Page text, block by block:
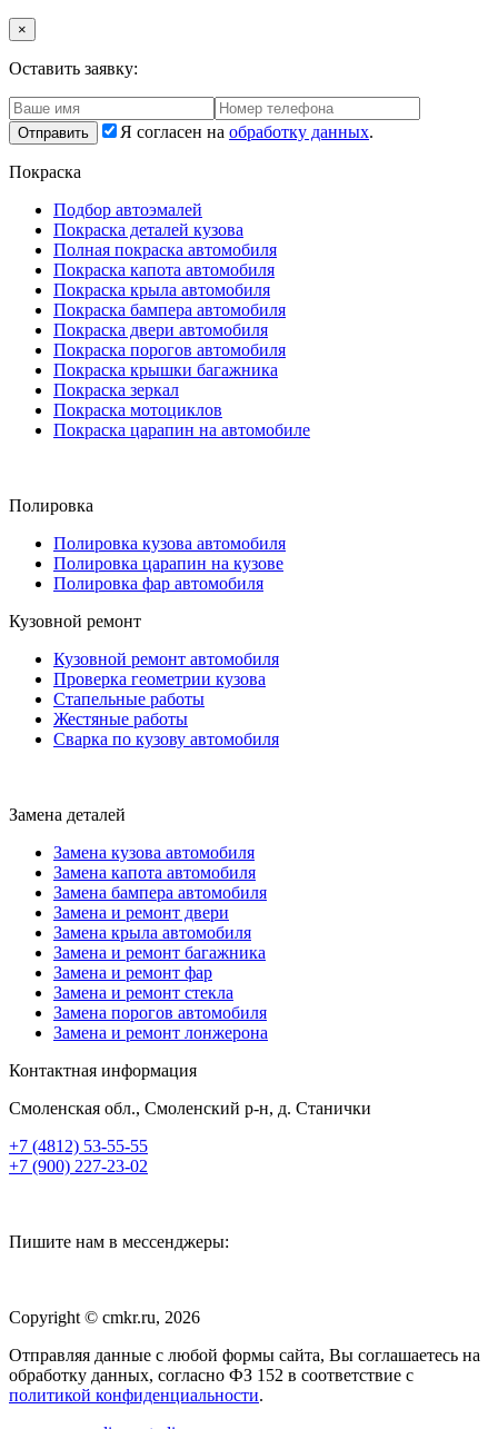
×
Оставить заявку:
Я согласен на обработку данных.
Покраска
Подбор автоэмалей
Покраска деталей кузова
Полная покраска автомобиля
Покраска капота автомобиля
Покраска крыла автомобиля
Покраска бампера автомобиля
Покраска двери автомобиля
Покраска порогов автомобиля
Покраска крышки багажника
Покраска зеркал
Покраска мотоциклов
Покраска царапин на автомобиле
Полировка
Полировка кузова автомобиля
Полировка царапин на кузове
Полировка фар автомобиля
Кузовной ремонт
Кузовной ремонт автомобиля
Проверка геометрии кузова
Стапельные работы
Жестяные работы
Сварка по кузову автомобиля
Замена деталей
Замена кузова автомобиля
Замена капота автомобиля
Замена бампера автомобиля
Замена и ремонт двери
Замена крыла автомобиля
Замена и ремонт багажника
Замена и ремонт фар
Замена и ремонт стекла
Замена порогов автомобиля
Замена и ремонт лонжерона
Контактная информация
Смоленская обл., Смоленский р-н, д. Станички
+7 (4812) 53-55-55
+7 (900) 227-23-02
Пишите нам в мессенджеры:
Copyright © cmkr.ru, 2026
Отправляя данные с любой формы сайта, Вы соглашаетесь на
обработку данных, согласно ФЗ 152 в соответствие с
политикой конфиденциальности.